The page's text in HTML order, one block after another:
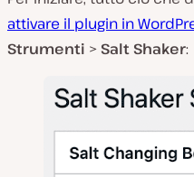
attivare il plugin in
Strumenti > Salt Shaker: